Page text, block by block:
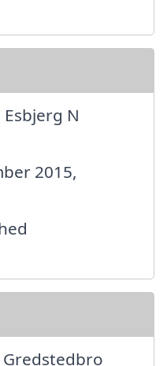
N
2015,
Gredstedbro